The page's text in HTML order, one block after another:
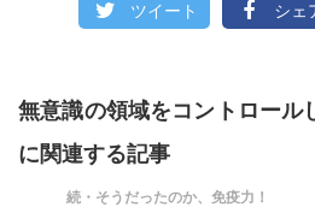
ツイート シェ
無意識の領域をコントロール
に関連する記事
続・そうだったのか、免疫力！